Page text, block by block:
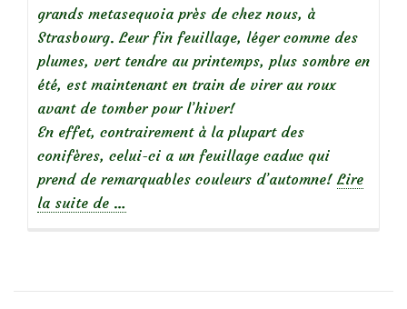
grands metasequoia près de chez nous, à
Strasbourg. Leur fin feuillage, léger comme des
plumes, vert tendre au printemps, plus sombre en
été, est maintenant en train de virer au roux
avant de tomber pour l’hiver!
En effet, contrairement à la plupart des
conifères, celui-ci a un feuillage caduc qui
prend de remarquables couleurs d’automne! Lire
la suite de …